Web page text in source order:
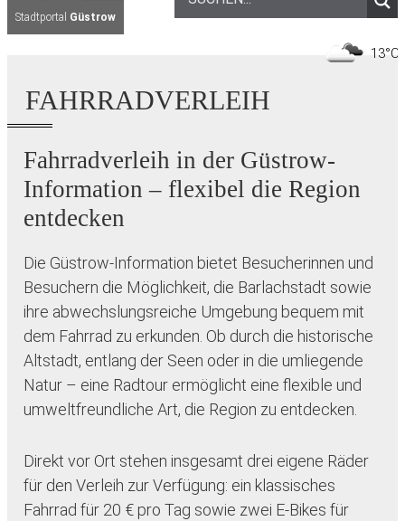
Stadtportal Güstrow
FAHRRADVERLEIH
Fahrradverleih in der Güstrow-
Information – flexibel die Region
entdecken
Die Güstrow-Information bietet Besucherinnen und
Besuchern die Möglichkeit, die Barlachstadt sowie
ihre abwechslungsreiche Umgebung bequem mit
dem Fahrrad zu erkunden. Ob durch die historische
Altstadt, entlang der Seen oder in die umliegende
Natur – eine Radtour ermöglicht eine flexible und
umweltfreundliche Art, die Region zu entdecken.
Direkt vor Ort stehen insgesamt drei eigene Räder
für den Verleih zur Verfügung: ein klassisches
Fahrrad für 20 € pro Tag sowie zwei E-Bikes für